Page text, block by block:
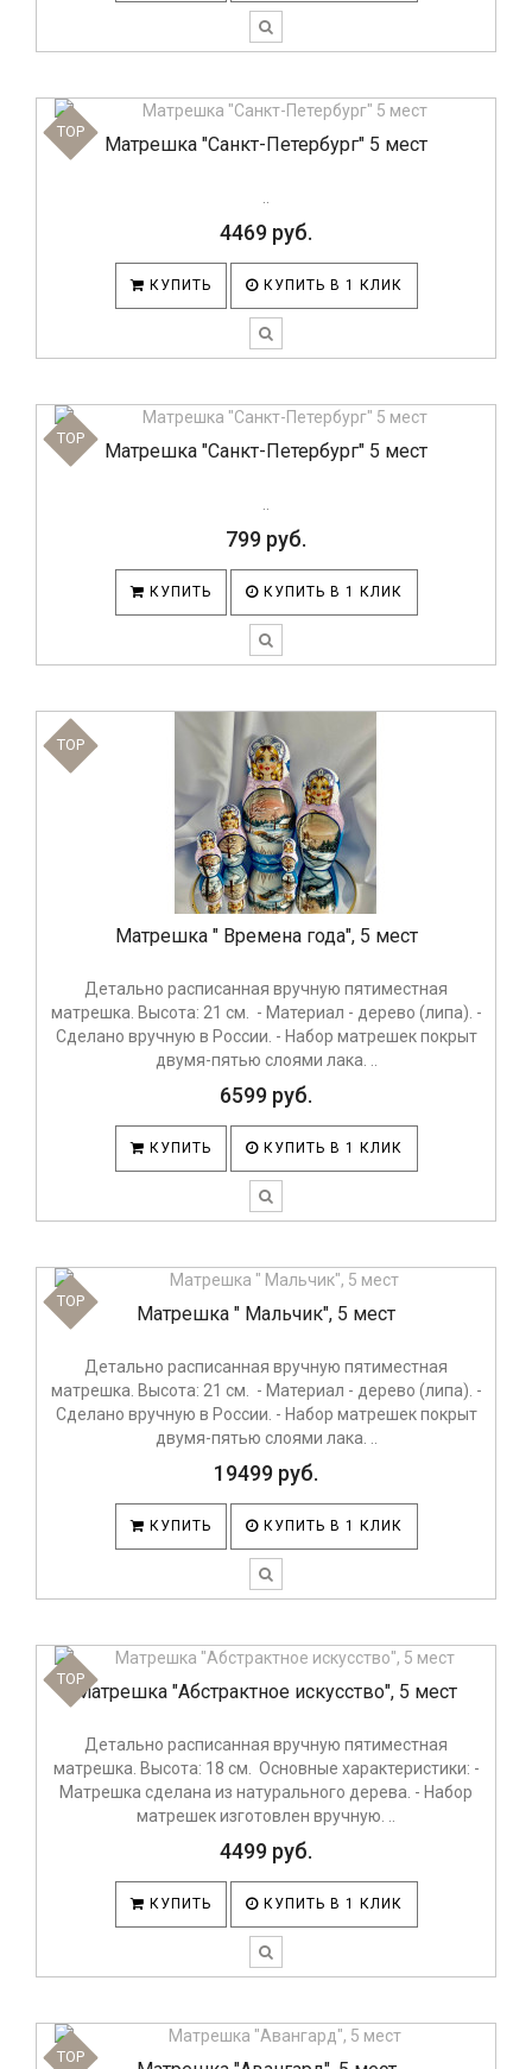
TOP
Матрешка "Санкт-Петербург" 5 мест
..
4469 руб.
КУПИТЬ КУПИТЬ В 1 КЛИК
TOP
Матрешка "Санкт-Петербург" 5 мест
..
799 руб.
КУПИТЬ КУПИТЬ В 1 КЛИК
TOP
Матрешка " Времена года", 5 мест
Детально расписанная вручную пятиместная
матрешка. Высота: 21 см. - Материал - дерево (липа). -
Сделано вручную в России. - Набор матрешек покрыт
двумя-пятью слоями лака. ..
6599 руб.
КУПИТЬ КУПИТЬ В 1 КЛИК
TOP
Матрешка " Мальчик", 5 мест
Детально расписанная вручную пятиместная
матрешка. Высота: 21 см. - Материал - дерево (липа). -
Сделано вручную в России. - Набор матрешек покрыт
двумя-пятью слоями лака. ..
19499 руб.
КУПИТЬ КУПИТЬ В 1 КЛИК
TOP
Матрешка "Абстрактное искусство", 5 мест
Детально расписанная вручную пятиместная
матрешка. Высота: 18 см. Основные характеристики: -
Матрешка сделана из натурального дерева. - Набор
матрешек изготовлен вручную. ..
4499 руб.
КУПИТЬ КУПИТЬ В 1 КЛИК
TOP